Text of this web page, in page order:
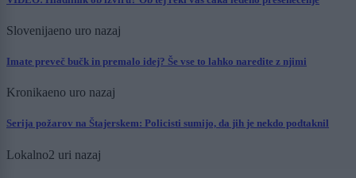
Slovenijaeno uro nazaj
Imate preveč bučk in premalo idej? Še vse to lahko naredite z njimi
Kronikaeno uro nazaj
Serija požarov na Štajerskem: Policisti sumijo, da jih je nekdo podtaknil
Lokalno2 uri nazaj